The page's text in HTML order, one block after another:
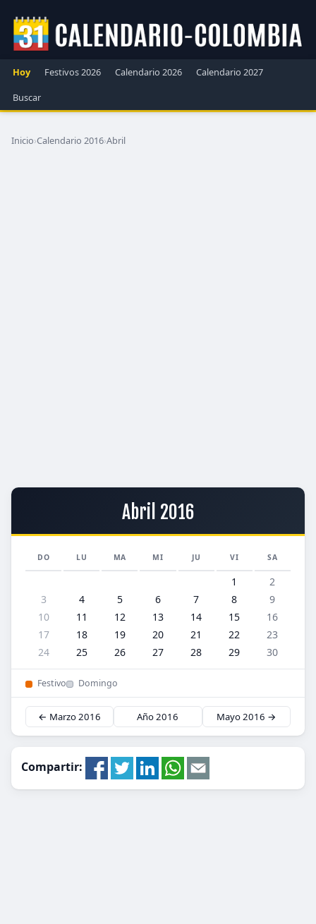
Hoy Festivos 2026 Calendario 2026
Calendario 2027
Buscar
Inicio›Calendario 2016›Abril
Abril 2016
DO LU MA MI JU VI SA
1
2
3
4 5 6 7 8
9
10
11 12 13 14 15
16
17
18 19 20 21 22
23
24
25 26 27 28 29 30
Festivo Domingo
← Marzo 2016 Año 2016 Mayo 2016 →
Compartir: